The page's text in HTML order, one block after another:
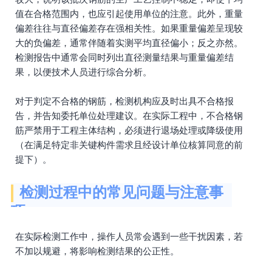
值在合格范围内，也应引起使用单位的注意。此外，重量
偏差往往与直径偏差存在强相关性。如果重量偏差呈现较
大的负偏差，通常伴随着实测平均直径偏小；反之亦然。
检测报告中通常会同时列出直径测量结果与重量偏差结
果，以便技术人员进行综合分析。
对于判定不合格的钢筋，检测机构应及时出具不合格报
告，并告知委托单位处理建议。在实际工程中，不合格钢
筋严禁用于工程主体结构，必须进行退场处理或降级使用
（在满足特定非关键构件需求且经设计单位核算同意的前
提下）。
检测过程中的常见问题与注意事
项
在实际检测工作中，操作人员常会遇到一些干扰因素，若
不加以规避，将影响检测结果的公正性。